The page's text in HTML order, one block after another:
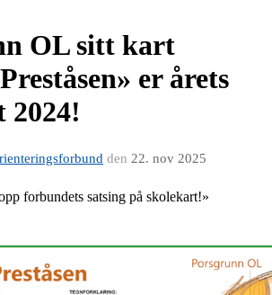
OL sitt kart
er årets
2024!
den 22. nov 2025
forbundets satsing på skolekart!»